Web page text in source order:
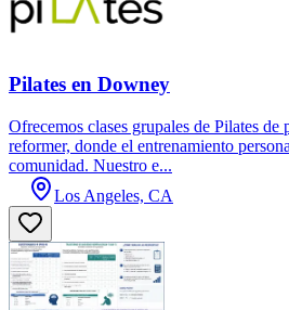
Pilates en Downey
Ofrecemos clases grupales de Pilates de
reformer, donde el entrenamiento
comunidad. Nuestro e...
Los Angeles, CA